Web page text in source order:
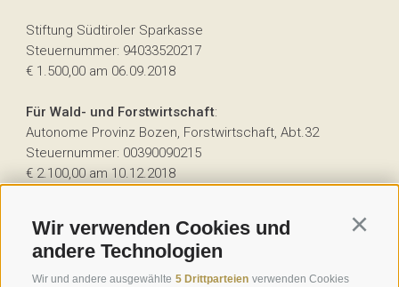
Wir verwenden Cookies und
andere Technologien
Wir und andere ausgewählte 5 Drittparteien verwenden Cookies
Stiftung Südtiroler Sparkasse
Steuernummer: 94033520217
€ 1.500,00 am 06.09.2018
Für Wald- und Forstwirtschaft:
Autonome Provinz Bozen, Forstwirtschaft, Abt.32
Steuernummer: 00390090215
€ 2.100,00 am 10.12.2018
Weitere erhaltene Staatshilfen können im "Registro
nazionale aiuti di stato" (RNA) enthalten sein.